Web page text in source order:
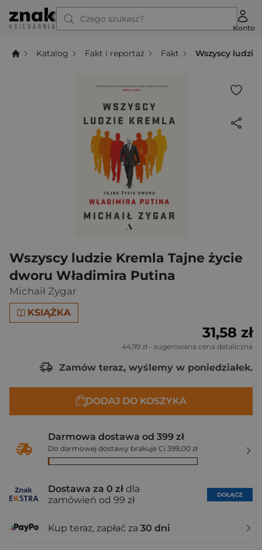
Czego szukasz?
Konto
Katalog Fakt i reportaż Fakt Wszyscy
Wszyscy ludzie Kremla Tajne życie
dworu Władimira Putina
Michaił Zygar
KSIĄŻKA
31,58 zł
44,99 zł - sugerowana cena detaliczna
Zamów teraz, wyślemy w poniedziałek.
DODAJ DO KOSZYKA
Darmowa dostawa od 399 zł
Do darmowej dostawy brakuje Ci 399,00 zł
Dostawa za 0 zł dla
zamówień od 99 zł
DOŁĄCZ
Kup teraz, zapłać za 30 dni